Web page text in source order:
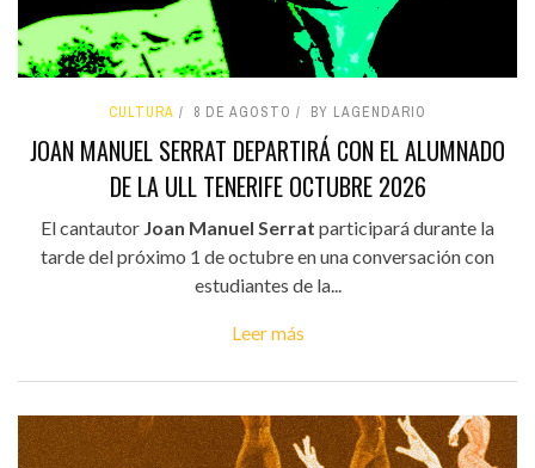
CULTURA 8 DE AGOSTO BY LAGENDARIO
JOAN MANUEL SERRAT DEPARTIRÁ CON EL ALUMNADO
DE LA ULL TENERIFE OCTUBRE 2026
El cantautor Joan Manuel Serrat participará durante la
tarde del próximo 1 de octubre en una conversación con
estudiantes de la...
Leer más